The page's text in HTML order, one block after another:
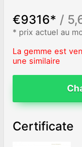
€9316* /
* prix actuel au
La gemme est
une similaire
Certificate